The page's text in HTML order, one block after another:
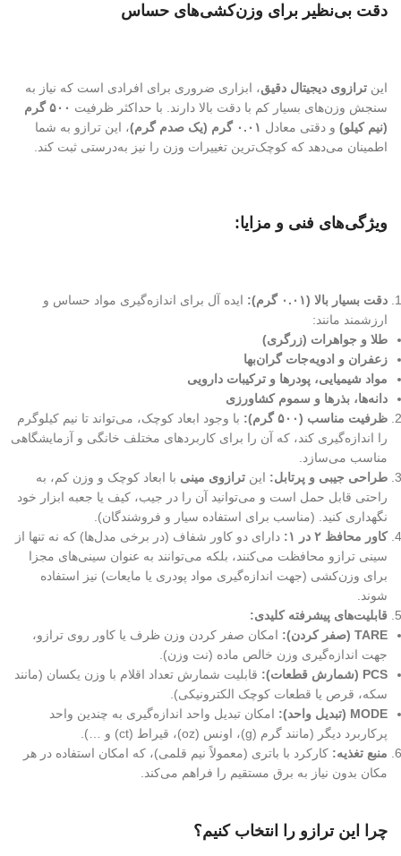
دقت بی‌نظیر برای وزن‌کشی‌های حساس
این ترازوی دیجیتال دقیق، ابزاری ضروری برای افرادی است که نیاز به
سنجش وزن‌های بسیار کم با دقت بالا دارند. با حداکثر ظرفیت
۵۰۰ گرم
(نیم کیلو) و دقتی معادل ۰.۰۱ گرم (یک صدم گرم)
، این ترازو به شما
اطمینان می‌دهد که کوچک‌ترین تغییرات وزن را نیز به‌درستی ثبت کند.
ویژگی‌های فنی و مزایا:
دقت بسیار بالا (۰.۰۱ گرم):
ایده آل برای اندازه‌گیری مواد حساس و
ارزشمند مانند:
طلا و جواهرات (زرگری)
زعفران و ادویه‌جات گران‌بها
مواد شیمیایی، پودرها و ترکیبات دارویی
دانه‌ها، بذرها و سموم کشاورزی
ظرفیت مناسب (۵۰۰ گرم):
با وجود ابعاد کوچک، می‌تواند تا نیم کیلوگرم
را اندازه‌گیری کند، که آن را برای کاربردهای مختلف خانگی و آزمایشگاهی
مناسب می‌سازد.
طراحی جیبی و پرتابل: این ترازوی مینی با ابعاد کوچک و وزن کم، به
راحتی قابل حمل است و می‌توانید آن را در جیب، کیف یا جعبه ابزار خود
نگهداری کنید. (مناسب برای استفاده سیار و فروشندگان).
کاور محافظ ۲ در ۱:
دارای دو کاور شفاف (در برخی مدل‌ها) که نه تنها از
سینی ترازو محافظت می‌کنند، بلکه می‌توانند به عنوان سینی‌های مجزا
برای وزن‌کشی (جهت اندازه‌گیری مواد پودری یا مایعات) نیز استفاده
شوند.
قابلیت‌های پیشرفته کلیدی:
TARE (صفر کردن):
امکان صفر کردن وزن ظرف یا کاور روی ترازو،
جهت اندازه‌گیری وزن خالص ماده (نت وزن).
PCS (شمارش قطعات):
قابلیت شمارش تعداد اقلام با وزن یکسان (مانند
سکه، قرص یا قطعات کوچک الکترونیکی).
MODE (تبدیل واحد):
امکان تبدیل واحد اندازه‌گیری به چندین واحد
پرکاربرد دیگر (مانند گرم (g)، اونس (oz)، قیراط (ct) و …).
منبع تغذیه: کارکرد با باتری (معمولاً نیم قلمی)، که امکان استفاده در هر
مکان بدون نیاز به برق مستقیم را فراهم می‌کند.
چرا این ترازو را انتخاب کنیم؟